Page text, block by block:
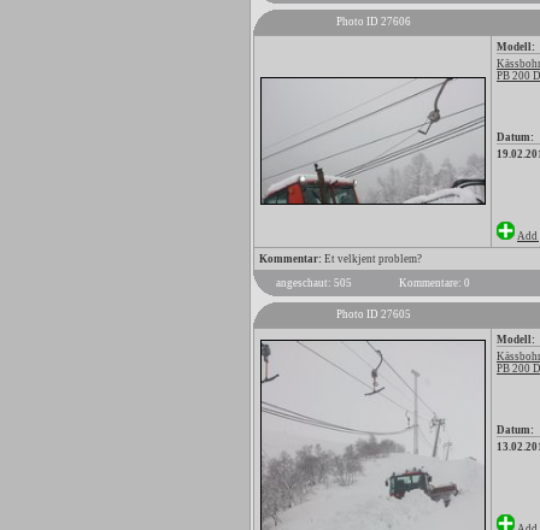
Photo ID 27606
Modell:
PB 200 D
Datum:
Add
Kommentar: Et velkjent problem?
angeschaut: 505
Kommentare: 0
Photo ID 27605
Modell:
PB 200 D
Datum: